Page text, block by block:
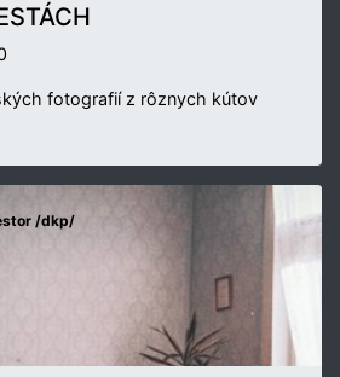
fotografií z rôznych kútov
/dkp/